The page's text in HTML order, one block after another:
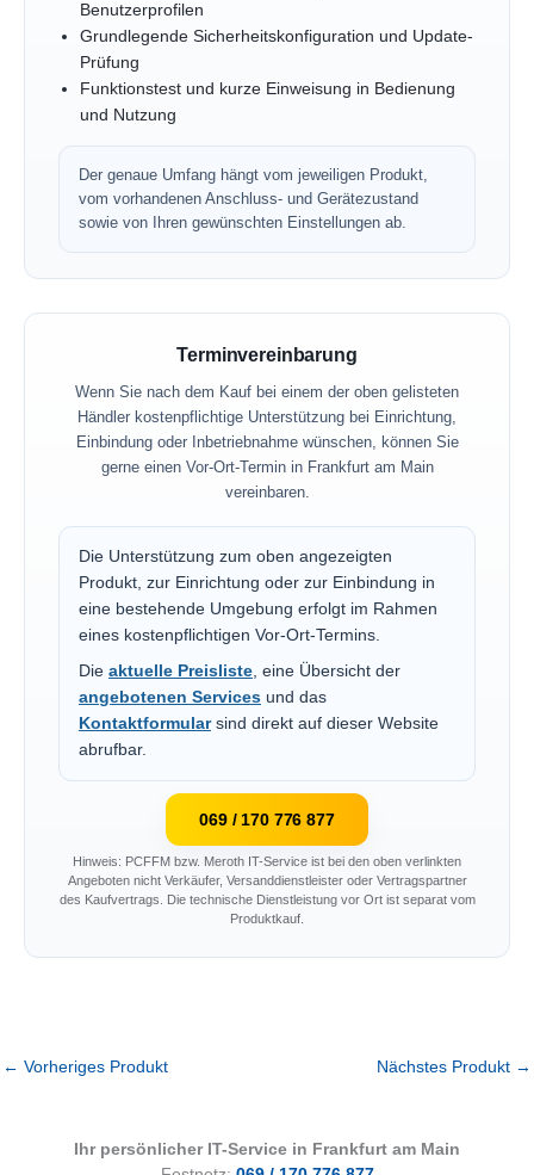
Benutzerprofilen
Grundlegende Sicherheitskonfiguration und Update-
Prüfung
Funktionstest und kurze Einweisung in Bedienung
und Nutzung
Der genaue Umfang hängt vom jeweiligen Produkt,
vom vorhandenen Anschluss- und Gerätezustand
sowie von Ihren gewünschten Einstellungen ab.
Terminvereinbarung
Wenn Sie nach dem Kauf bei einem der oben gelisteten
Händler kostenpflichtige Unterstützung bei Einrichtung,
Einbindung oder Inbetriebnahme wünschen, können Sie
gerne einen Vor-Ort-Termin in Frankfurt am Main
vereinbaren.
Die Unterstützung zum oben angezeigten
Produkt, zur Einrichtung oder zur Einbindung in
eine bestehende Umgebung erfolgt im Rahmen
eines kostenpflichtigen Vor-Ort-Termins.
Die aktuelle Preisliste, eine Übersicht der
angebotenen Services und das
Kontaktformularsind direkt auf dieser Website
abrufbar.
069 / 170 776 877
Hinweis: PCFFM bzw. Meroth IT-Service ist bei den oben verlinkten
Angeboten nicht Verkäufer, Versanddienstleister oder Vertragspartner
des Kaufvertrags. Die technische Dienstleistung vor Ort ist separat vom
Produktkauf.
← Vorheriges Produkt Nächstes Produkt →
Ihr persönlicher IT-Service in Frankfurt am Main